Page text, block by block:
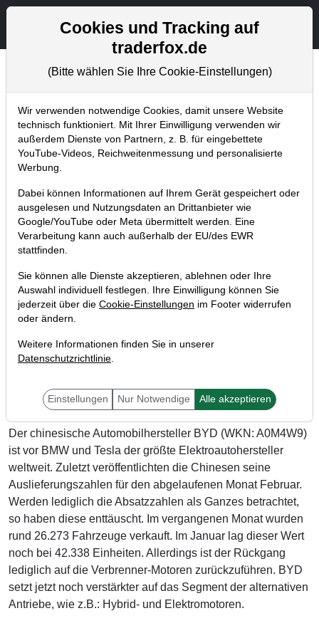
Aktien- und Artikelsuche
Chartanalysen
Home Blog Chartanalysen
Chartanalyse BYD: macht sich die
Geduld endlich bezahlt?
09.03.2018 um 18:41 Uhr | P. Uhlschmied
Der chinesische Automobilhersteller BYD (WKN: A0M4W9)
ist vor BMW und Tesla der größte Elektroautohersteller
weltweit. Zuletzt veröffentlichten die Chinesen seine
Auslieferungszahlen für den abgelaufenen Monat Februar.
Werden lediglich die Absatzzahlen als Ganzes betrachtet,
so haben diese enttäuscht. Im vergangenen Monat wurden
rund 26.273 Fahrzeuge verkauft. Im Januar lag dieser Wert
noch bei 42.338 Einheiten. Allerdings ist der Rückgang
lediglich auf die Verbrenner-Motoren zurückzuführen. BYD
setzt jetzt noch verstärkter auf das Segment der alternativen
Antriebe, wie z.B.: Hybrid- und Elektromotoren.
Cookies und Tracking auf
traderfox.de
(Bitte wählen Sie Ihre Cookie-Einstellungen)
Wir verwenden notwendige Cookies, damit unsere Website
technisch funktioniert. Mit Ihrer Einwilligung verwenden wir
außerdem Dienste von Partnern, z. B. für eingebettete
YouTube-Videos, Reichweitenmessung und personalisierte
Werbung.
Dabei können Informationen auf Ihrem Gerät gespeichert oder
ausgelesen und Nutzungsdaten an Drittanbieter wie
Google/YouTube oder Meta übermittelt werden. Eine
Verarbeitung kann auch außerhalb der EU/des EWR
stattfinden.
Sie können alle Dienste akzeptieren, ablehnen oder Ihre
Auswahl individuell festlegen. Ihre Einwilligung können Sie
jederzeit über die Cookie-Einstellungen im Footer widerrufen
oder ändern.
Weitere Informationen finden Sie in unserer
Datenschutzrichtlinie.
Einstellungen Nur Notwendige Alle akzeptieren